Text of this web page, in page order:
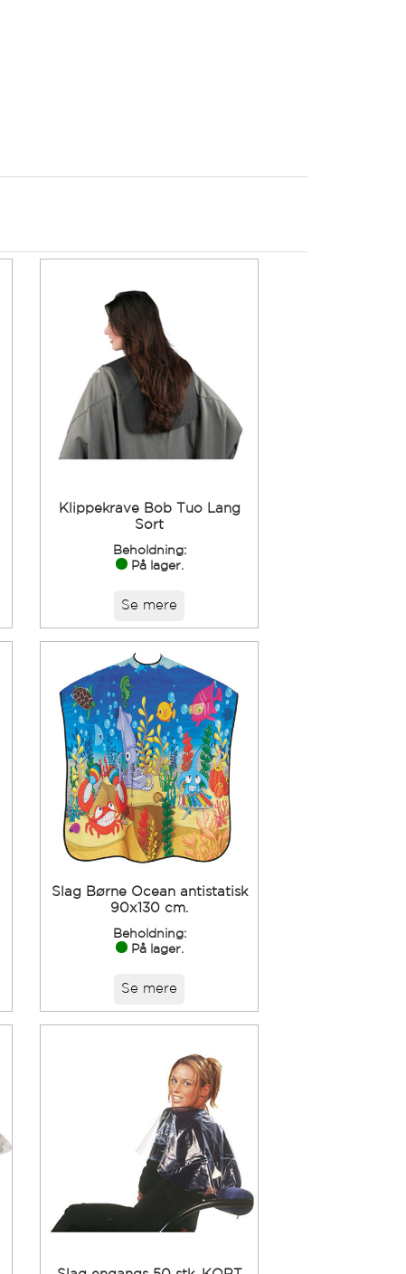
Klippekrave Bob Tuo Lang
Sort
Beholdning:
På lager.
Se mere
Slag Børne Ocean antistatisk
90x130 cm.
Beholdning:
På lager.
Se mere